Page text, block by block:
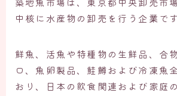
中核に水産物の卸売を行う企業です
鮮魚、活魚や特種物の生鮮品、合
ロ、魚卵製品、鮭鱒および冷凍魚
おり、日本の飲食関連および家庭